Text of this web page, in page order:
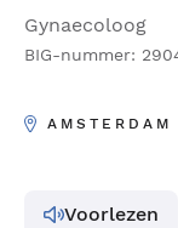
Gynaecoloog
BIG-nummer:
Voorlezen